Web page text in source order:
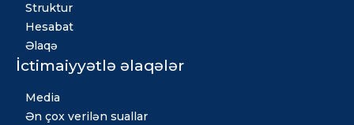
Struktur
Hesabat
Əlaqə
İctimaiyyətlə əlaqələr
Media
Ən çox verilən suallar